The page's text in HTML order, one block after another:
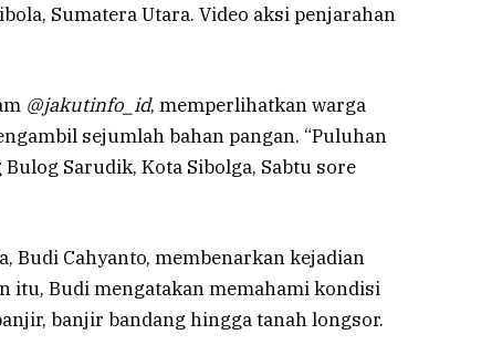
Sumatera Utara. Video aksi penjarahan
@jakutinfo_id, memperlihatkan warga
sejumlah bahan pangan. “Puluhan
Sarudik, Kota Sibolga, Sabtu sore
Budi Cahyanto, membenarkan kejadian
itu, Budi mengatakan memahami kondisi
banjir bandang hingga tanah longsor.